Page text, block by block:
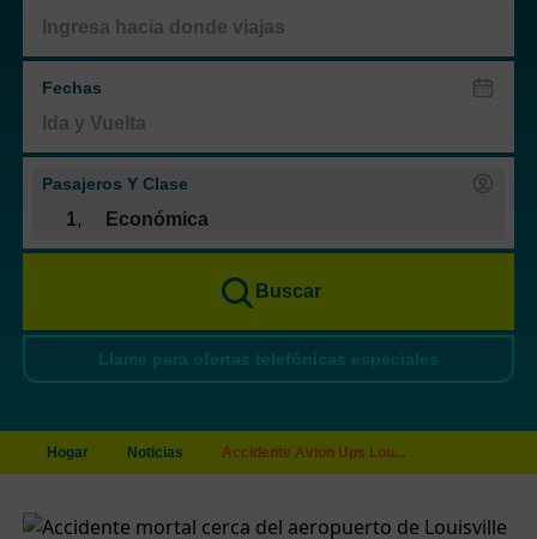
Fechas
Pasajeros Y Clase
1, Económica
Buscar
Llame para ofertas telefónicas especiales
Hogar Noticias Accidente Avion Ups Lou...